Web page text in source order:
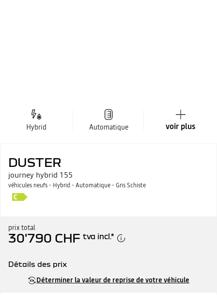
Hybrid Automatique voir plus
DUSTER
journey hybrid 155
véhicules neufs - Hybrid - Automatique - Gris Schiste
prix total
30'790 CHF tva incl.*
Détails des prix
Déterminer la valeur de reprise de votre véhicule